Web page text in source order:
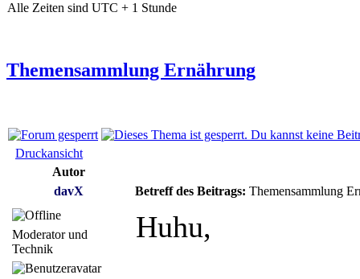
Alle Zeiten sind UTC + 1 Stunde
Themensammlung Ernährung
Druckansicht
Autor
davX
Betreff des Beitrags: Themensammlung
Moderator und
Technik
Huhu,